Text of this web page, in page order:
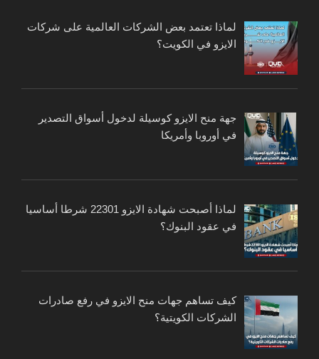
لماذا تعتمد بعض الشركات العالمية على شركات
الايزو في الكويت؟
جهة منح الايزو كوسيلة لدخول أسواق التصدير
في أوروبا وأمريكا
لماذا أصبحت شهادة الايزو 22301 شرطا أساسيا
في عقود البنوك؟
كيف تساهم جهات منح الايزو في رفع صادرات
الشركات الكويتية؟